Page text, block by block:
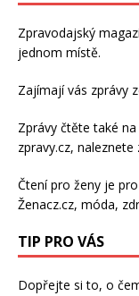
Zpravodajský
jednom místě.
Zajímají vás zprávy
Zprávy čtěte také na
zpravy.cz, naleznete
Čtení pro ženy je
Ženacz.cz, móda,
TIP PRO VÁS
Dopřejte si to, o